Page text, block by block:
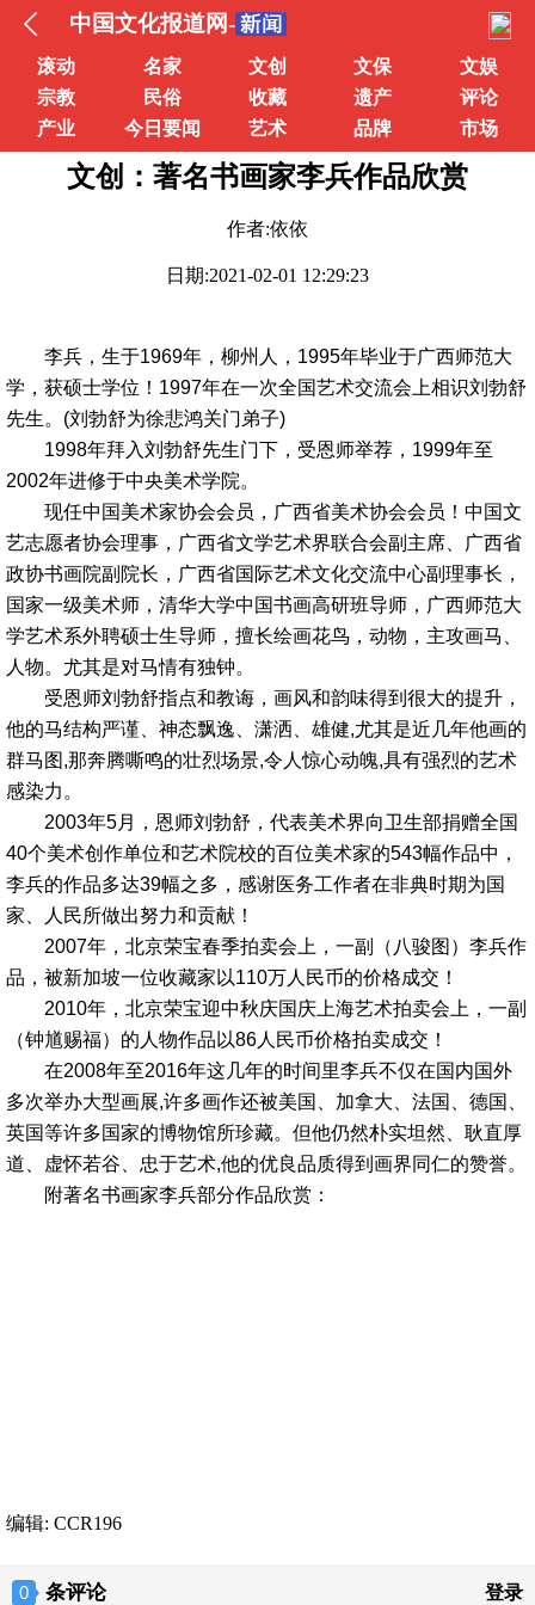
中国文化报道网-
滚动 名家 文创 文保
文娱
宗教
民俗 收藏 遗产
评论
产业
今日要闻 艺术 品牌 市场
文创：著名书画家李兵作品欣赏
作者:依依
日期:2021-02-01 12:29:23
李兵，生于1969年，柳州人，1995年毕业于广西师范大
学，获硕士学位！1997年在一次全国艺术交流会上相识刘勃舒
先生。(刘勃舒为徐悲鸿关门弟子)
1998年拜入刘勃舒先生门下，受恩师举荐，1999年至
2002年进修于中央美术学院。
现任中国美术家协会会员，广西省美术协会会员！中国文
艺志愿者协会理事，广西省文学艺术界联合会副主席、广西省
政协书画院副院长，广西省国际艺术文化交流中心副理事长，
国家一级美术师，清华大学中国书画高研班导师，广西师范大
学艺术系外聘硕士生导师，擅长绘画花鸟，动物，主攻画马、
人物。尤其是对马情有独钟。
受恩师刘勃舒指点和教诲，画风和韵味得到很大的提升，
他的马结构严谨、神态飘逸、潇洒、雄健,尤其是近几年他画的
群马图,那奔腾嘶鸣的壮烈场景,令人惊心动魄,具有强烈的艺术
感染力。
2003年5月，恩师刘勃舒，代表美术界向卫生部捐赠全国
40个美术创作单位和艺术院校的百位美术家的543幅作品中，
李兵的作品多达39幅之多，感谢医务工作者在非典时期为国
家、人民所做出努力和贡献！
2007年，北京荣宝春季拍卖会上，一副（八骏图）李兵作
品，被新加坡一位收藏家以110万人民币的价格成交！
2010年，北京荣宝迎中秋庆国庆上海艺术拍卖会上，一副
（钟馗赐福）的人物作品以86人民币价格拍卖成交！
在2008年至2016年这几年的时间里李兵不仅在国内国外
多次举办大型画展,许多画作还被美国、加拿大、法国、德国、
英国等许多国家的博物馆所珍藏。但他仍然朴实坦然、耿直厚
道、虚怀若谷、忠于艺术,他的优良品质得到画界同仁的赞誉。
附著名书画家李兵部分作品欣赏：
编辑: CCR196
0 条评论 登录